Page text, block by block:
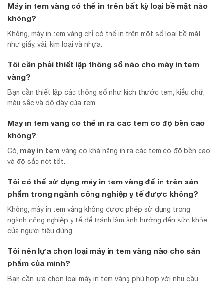
Máy in tem vàng có thể in trên bất kỳ loại bề mặt nào
không?
Không, máy in tem vàng chỉ có thể in trên một số loại bề mặt
như giấy, vải, kim loại và nhựa.
Tôi cần phải thiết lập thông số nào cho máy in tem
vàng?
Bạn cần thiết lập các thông số như kích thước tem, kiểu chữ,
màu sắc và độ dày của tem.
Máy in tem vàng có thể in ra các tem có độ bền cao
không?
Có, máy in tem vàng có khả năng in ra các tem có độ bền cao
và độ sắc nét tốt.
Tôi có thể sử dụng máy in tem vàng để in trên sản
phẩm trong ngành công nghiệp y tế được không?
Không, máy in tem vàng không được phép sử dụng trong
ngành công nghiệp y tế để tránh làm ảnh hưởng đến sức khỏe
của người tiêu dùng.
Tôi nên lựa chọn loại máy in tem vàng nào cho sản
phẩm của mình?
Bạn cần lựa chọn loại máy in tem vàng phù hợp với nhu cầu